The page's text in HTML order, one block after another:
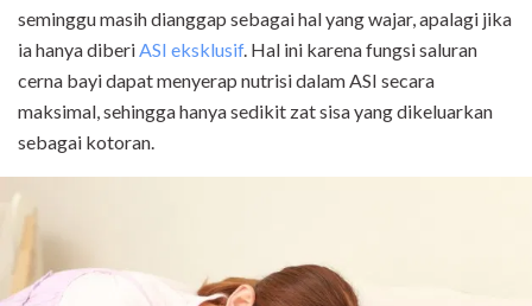
seminggu masih dianggap sebagai hal yang wajar, apalagi jika
ia hanya diberiASI eksklusif. Hal ini karena fungsi saluran
cerna bayi dapat menyerap nutrisi dalam ASI secara
maksimal, sehingga hanya sedikit zat sisa yang dikeluarkan
sebagai kotoran.